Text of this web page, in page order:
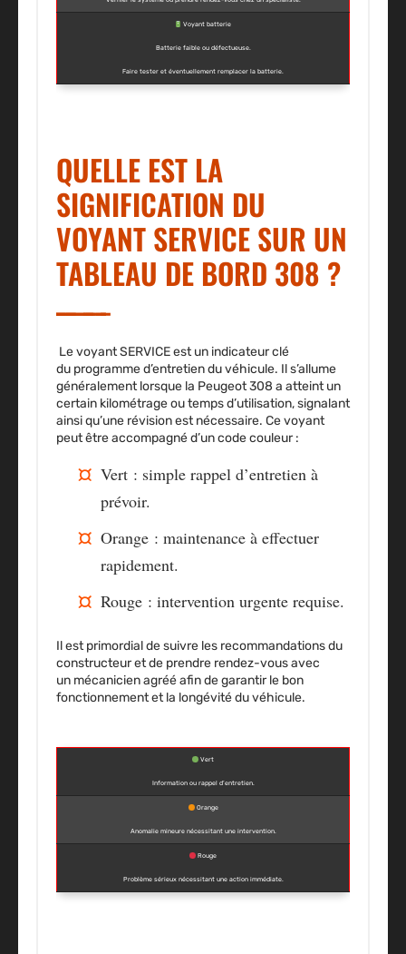
Voyant batterie
Batterie faible ou défectueuse.
Faire tester et éventuellement remplacer la batterie.
QUELLE EST LA
SIGNIFICATION DU
VOYANT SERVICE SUR UN
TABLEAU DE BORD 308 ?
Levoyant SERVICEest un indicateur clé
du programme d’entretien du véhicule. Il s’allume
généralement lorsque la Peugeot 308 a atteint un
certain kilométrage ou temps d’utilisation, signalant
ainsi qu’une révision est nécessaire. Ce voyant
peut être accompagné d’uncode couleur:
Vert : simple rappel d’entretien à
prévoir.
Orange : maintenance à effectuer
rapidement.
Rouge : intervention urgente requise.
Il est primordial de suivre les recommandations du
constructeur et de prendre rendez-vous avec
un mécanicien agrééafin de garantir le bon
fonctionnement et la longévité du véhicule.
Vert
Information ou rappel d’entretien.
Orange
Anomalie mineure nécessitant une intervention.
Rouge
Problème sérieux nécessitant une action immédiate.